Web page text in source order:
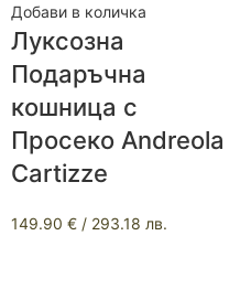
Добави в количка
Луксозна
Подаръчна
кошница с
Просеко Andreola
Cartizze
149.90 € / 293.18 лв.